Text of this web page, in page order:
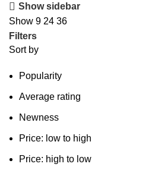
Show sidebar
Show 9 24 36
Filters
Sort by
Popularity
Average rating
Newness
Price: low to high
Price: high to low